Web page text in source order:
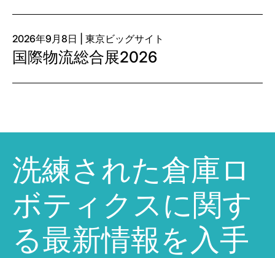
2026年9月8日 | 東京ビッグサイト
国際物流総合展2026
洗練された倉庫ロ
ボティクスに関す
る最新情報を入手